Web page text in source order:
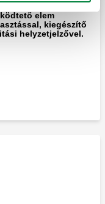
elem
kiegészítő
helyzetjelzővel.
elem